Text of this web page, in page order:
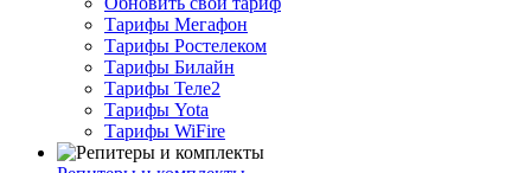
Тарифы Мегафон
Тарифы Ростелеком
Тарифы Билайн
Тарифы Теле2
Тарифы Yota
Тарифы WiFire